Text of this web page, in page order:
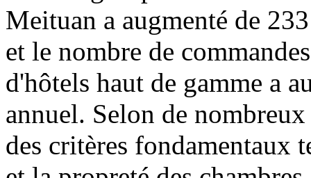
Meituan a augmenté de
et le nombre de
d'hôtels haut de gamme a
annuel. Selon de
des critères fondamentaux